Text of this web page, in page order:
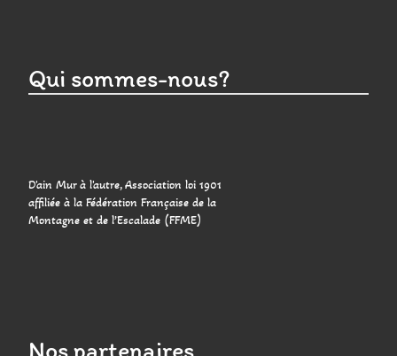
Qui sommes-nous?
D'ain Mur à l'autre, Association loi 1901
affiliée à la Fédération Française de la
Montagne et de l’Escalade (FFME)
Nos partenaires